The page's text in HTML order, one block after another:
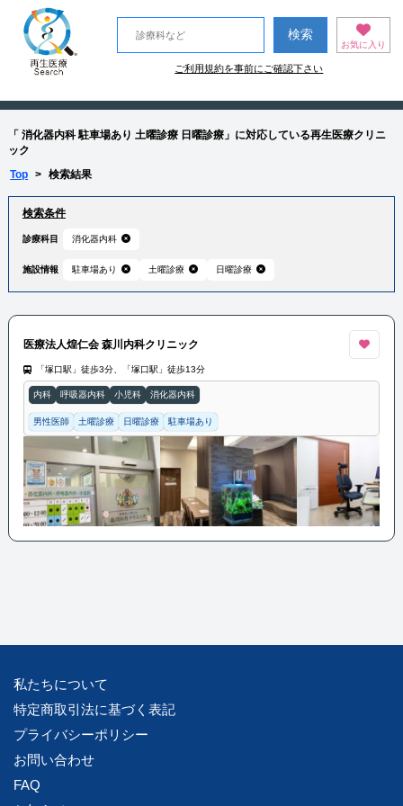
お気に入り
ご利用規約を事前にご確認下さい
「 消化器内科 駐車場あり 土曜診療 日曜診療」に対応している再生医療クリニ
ック
Top > 検索結果
検索条件
診療科目 消化器内科
施設情報 駐車場あり 土曜診療 日曜診療
医療法人煌仁会 森川内科クリニック
「塚口駅」徒歩3分、「塚口駅」徒歩13分
内科 呼吸器内科 小児科 消化器内科
男性医師 土曜診療 日曜診療 駐車場あり
私たちについて
特定商取引法に基づく表記
プライバシーポリシー
お問い合わせ
FAQ